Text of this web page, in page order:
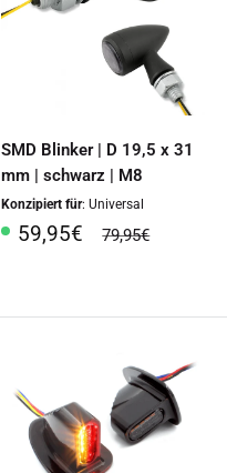
SMD Blinker | D 19,5 x 31
mm | schwarz | M8
Konzipiert für: Universal
Sonderpreis
59,95€ Normalpreis
79,95€